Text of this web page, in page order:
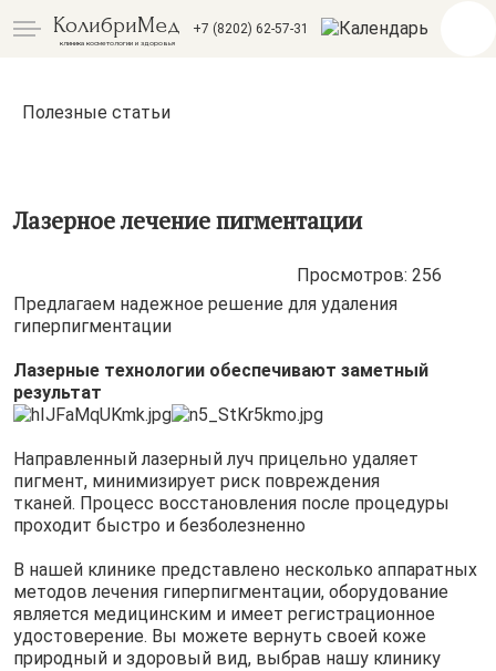
КолибриМед
клиника косметологии и здоровья
+7 (8202) 62-57-31
Полезные статьи
Лазерное лечение пигментации
Просмотров: 256
Предлагаем надежное решение для удаления
гиперпигментации
Лазерные технологии обеспечивают заметный
результат
Направленный лазерный луч прицельно удаляет
пигмент, минимизирует риск повреждения
тканей. Процесс восстановления после процедуры
проходит быстро и безболезненно
В нашей клинике представлено несколько аппаратных
методов лечения гиперпигментации, оборудование
является медицинским и имеет регистрационное
удостоверение. Вы можете вернуть своей коже
природный и здоровый вид, выбрав нашу клинику